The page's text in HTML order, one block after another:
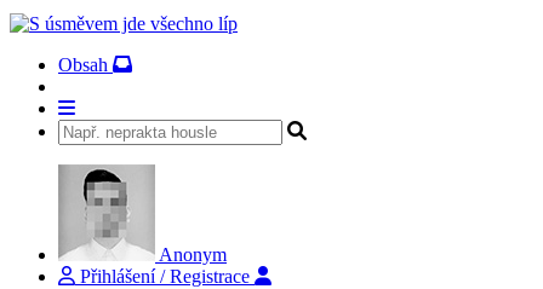
Obsah
Anonym
Přihlášení / Registrace